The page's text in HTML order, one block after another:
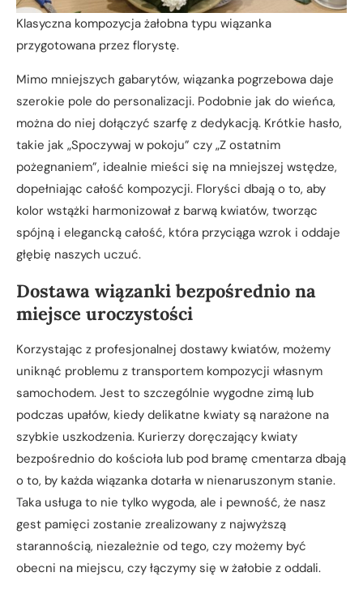
Klasyczna kompozycja żałobna typu wiązanka
przygotowana przez florystę.
Mimo mniejszych gabarytów, wiązanka pogrzebowa daje
szerokie pole do personalizacji. Podobnie jak do wieńca,
można do niej dołączyć szarfę z dedykacją. Krótkie hasło,
takie jak „Spoczywaj w pokoju” czy „Z ostatnim
pożegnaniem”, idealnie mieści się na mniejszej wstędze,
dopełniając całość kompozycji. Floryści dbają o to, aby
kolor wstążki harmonizował z barwą kwiatów, tworząc
spójną i elegancką całość, która przyciąga wzrok i oddaje
głębię naszych uczuć.
Dostawa wiązanki bezpośrednio na
miejsce uroczystości
Korzystając z profesjonalnej dostawy kwiatów, możemy
uniknąć problemu z transportem kompozycji własnym
samochodem. Jest to szczególnie wygodne zimą lub
podczas upałów, kiedy delikatne kwiaty są narażone na
szybkie uszkodzenia. Kurierzy doręczający kwiaty
bezpośrednio do kościoła lub pod bramę cmentarza dbają
o to, by każda wiązanka dotarła w nienaruszonym stanie.
Taka usługa to nie tylko wygoda, ale i pewność, że nasz
gest pamięci zostanie zrealizowany z najwyższą
starannością, niezależnie od tego, czy możemy być
obecni na miejscu, czy łączymy się w żałobie z oddali.